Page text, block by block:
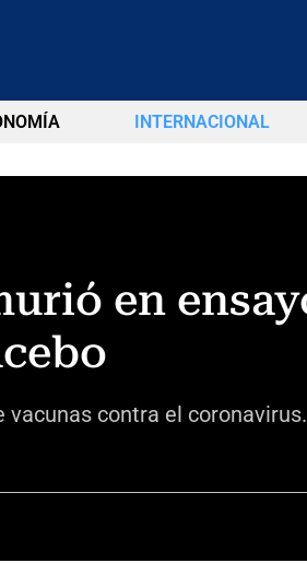
INTERNACIONAL
en
contra el coronavirus.